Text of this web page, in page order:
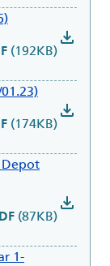
(192KB)
download
(174KB)
download
Depot
(87KB)
download
1-